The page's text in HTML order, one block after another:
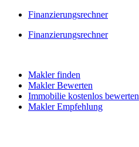
Skip
content
Finanzierungsrechner
Finanzierungsrechner
Makler finden
Makler Bewerten
Immobilie kostenlos bewerten
Makler Empfehlung